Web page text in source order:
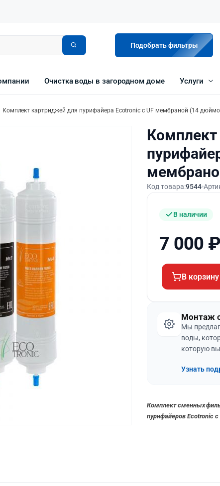
Подобрать фильтры
Очистка воды в загородном доме Услуги
Комплект картриджей для пурифайера Ecotronic с UF мембраной (14
Код товара:9544
В наличии
7 000 ₽
В корзину
Монтаж
Мы
воды,
которую
Узнать
Комплект сменных
пурифайеров Ecotronic